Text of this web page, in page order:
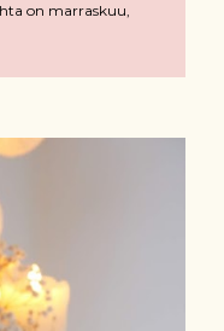
on marraskuu,